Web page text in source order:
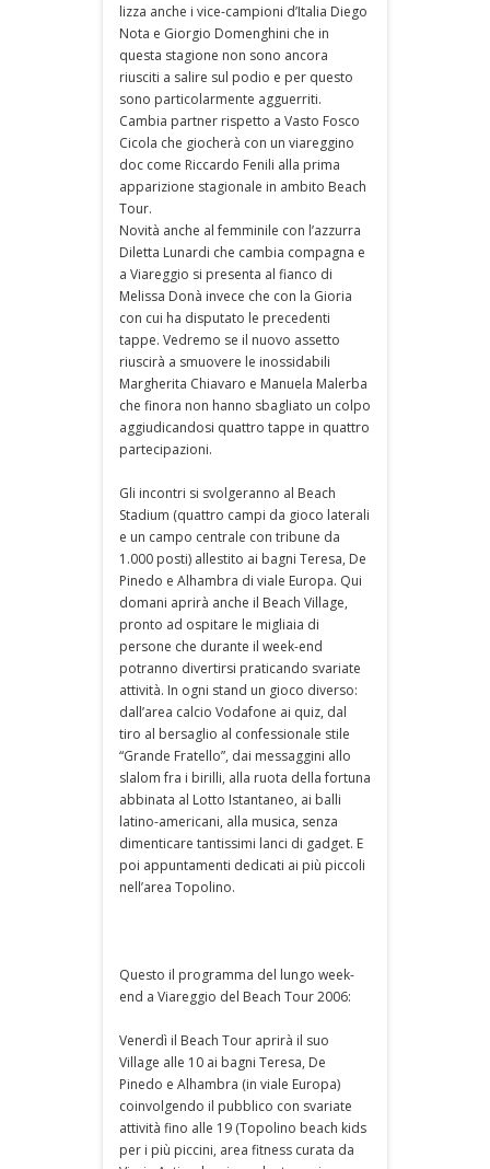
lizza anche i vice-campioni d’Italia Diego
Nota e Giorgio Domenghini che in
questa stagione non sono ancora
riusciti a salire sul podio e per questo
sono particolarmente agguerriti.
Cambia partner rispetto a Vasto Fosco
Cicola che giocherà con un viareggino
doc come Riccardo Fenili alla prima
apparizione stagionale in ambito Beach
Tour.
Novità anche al femminile con l’azzurra
Diletta Lunardi che cambia compagna e
a Viareggio si presenta al fianco di
Melissa Donà invece che con la Gioria
con cui ha disputato le precedenti
tappe. Vedremo se il nuovo assetto
riuscirà a smuovere le inossidabili
Margherita Chiavaro e Manuela Malerba
che finora non hanno sbagliato un colpo
aggiudicandosi quattro tappe in quattro
partecipazioni.
Gli incontri si svolgeranno al Beach
Stadium (quattro campi da gioco laterali
e un campo centrale con tribune da
1.000 posti) allestito ai bagni Teresa, De
Pinedo e Alhambra di viale Europa. Qui
domani aprirà anche il Beach Village,
pronto ad ospitare le migliaia di
persone che durante il week-end
potranno divertirsi praticando svariate
attività. In ogni stand un gioco diverso:
dall’area calcio Vodafone ai quiz, dal
tiro al bersaglio al confessionale stile
“Grande Fratello”, dai messaggini allo
slalom fra i birilli, alla ruota della fortuna
abbinata al Lotto Istantaneo, ai balli
latino-americani, alla musica, senza
dimenticare tantissimi lanci di gadget. E
poi appuntamenti dedicati ai più piccoli
nell’area Topolino.
Questo il programma del lungo week-
end a Viareggio del Beach Tour 2006:
Venerdì il Beach Tour aprirà il suo
Village alle 10 ai bagni Teresa, De
Pinedo e Alhambra (in viale Europa)
coinvolgendo il pubblico con svariate
attività fino alle 19 (Topolino beach kids
per i più piccini, area fitness curata da